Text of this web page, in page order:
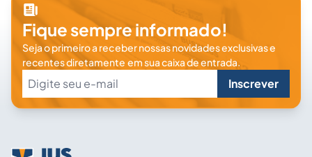
Fique sempre informado!
Seja o primeiro a receber nossas novidades exclusivas e
recentes diretamente em sua caixa de entrada.
Inscrever